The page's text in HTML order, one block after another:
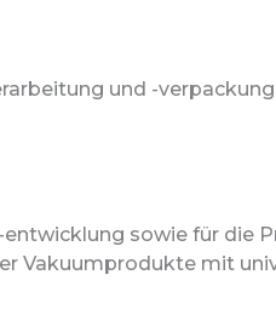
und -
sowie für die
Vakuumprodukte mit